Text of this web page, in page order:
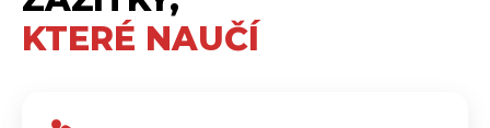
KTERÉ NAUČÍ